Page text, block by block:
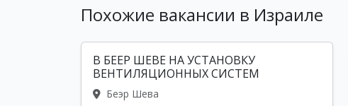
Похожие вакансии в Израиле
В БЕЕР ШЕВЕ НА УСТАНОВКУ
ВЕНТИЛЯЦИОННЫХ СИСТЕМ
Беэр Шева